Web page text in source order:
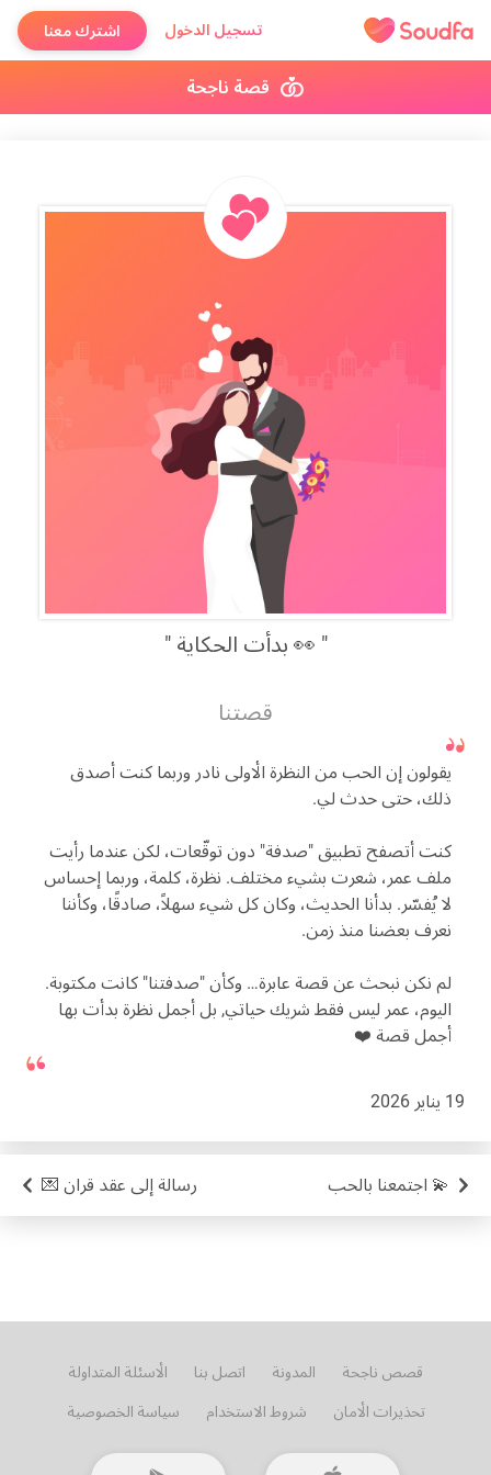
تسجيل الدخول اشترك معنا
قصة ناجحة
👀 بدأت الحكاية
قصتنا
يقولون إن الحب من النظرة الأولى نادر وربما كنت أصدق
ذلك، حتى حدث لي.
كنت أتصفح تطبيق "صدفة" دون توقّعات، لكن عندما رأيت
ملف عمر، شعرت بشيء مختلف. نظرة، كلمة، وربما إحساس
لا يُفسّر. بدأنا الحديث، وكان كل شيء سهلاً، صادقًا، وكأننا
نعرف بعضنا منذ زمن.
لم نكن نبحث عن قصة عابرة… وكأن "صدفتنا" كانت مكتوبة.
اليوم، عمر ليس فقط شريك حياتي, بل أجمل نظرة بدأت بها
أجمل قصة ❤️
19 يناير 2026
💫 اجتمعنا بالحب رسالة إلى عقد قران 💌
قصص ناجحة المدونة اتصل بنا الأسئلة المتداولة
تحذيرات الأمان شروط الاستخدام سياسة الخصوصية